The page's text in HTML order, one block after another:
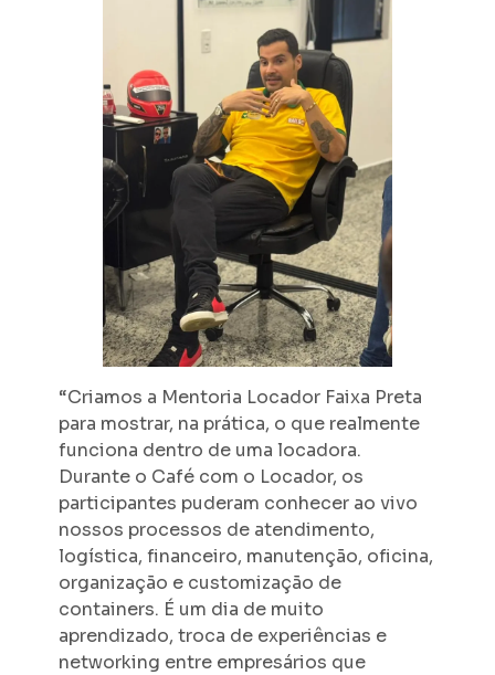
“Criamos a Mentoria Locador Faixa Preta
para mostrar, na prática, o que realmente
funciona dentro de uma locadora.
Durante o Café com o Locador, os
participantes puderam conhecer ao vivo
nossos processos de atendimento,
logística, financeiro, manutenção, oficina,
organização e customização de
containers. É um dia de muito
aprendizado, troca de experiências e
networking entre empresários que